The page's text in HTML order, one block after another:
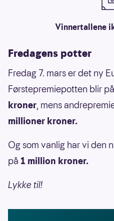
Vinnertallene
Fredagens potter
Fredag 7. mars er det ny
Førstepremiepotten blir på
kroner, mens
millioner kroner.
Og som vanlig har vi den
på 1 million kroner.
Lykke til!